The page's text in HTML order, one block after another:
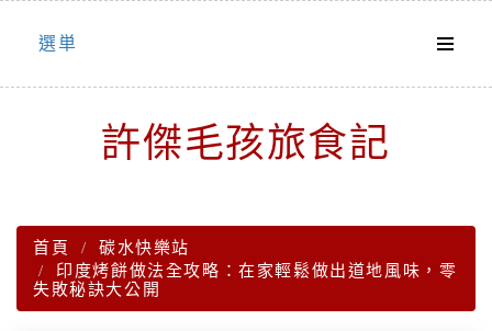
Skip
選単
許傑毛孩旅食記
首頁
碳水快樂站
印度烤餅做法全攻略：在家輕鬆做出道地風味，零
失敗秘訣大公開